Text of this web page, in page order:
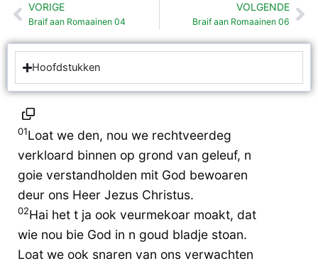
Vorige
VORIGE
Braif aan Romaainen 04
VOLGENDE
Braif aan Romaainen 06
Hoofdstukken
01Loat we den, nou we rechtveerdeg
verkloard binnen op grond van geleuf, n
goie verstandholden mit God bewoaren
deur ons Heer Jezus Christus.
02Hai het t ja ook veurmekoar moakt, dat
wie nou bie God in n goud bladje stoan.
Loat we ook snaren van ons verwachten